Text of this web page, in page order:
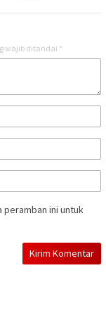
wajib ditandai *
peramban ini untuk